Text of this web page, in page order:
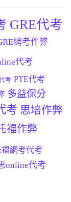
GRE代考
網考作弊
代考
考 PTE代考
多益保分
考 思培作弊
福作弊
福網考代考
online代考